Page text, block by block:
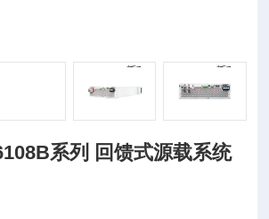
艾德克斯 IT6108B系列 回馈式源载系统